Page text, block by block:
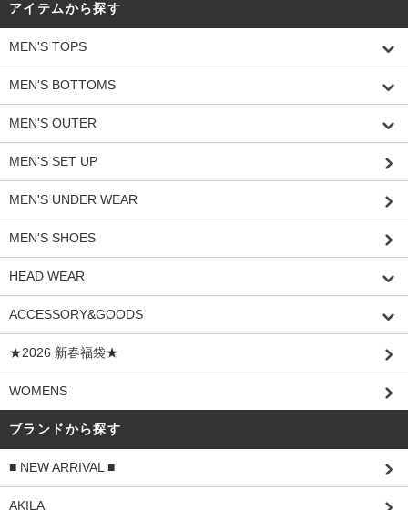
アイテムから探す
MEN'S TOPS
MEN'S BOTTOMS
MEN'S OUTER
MEN'S SET UP
MEN'S UNDER WEAR
MEN'S SHOES
HEAD WEAR
ACCESSORY&GOODS
★2026 新春福袋★
WOMENS
ブランドから探す
■ NEW ARRIVAL ■
AKILA